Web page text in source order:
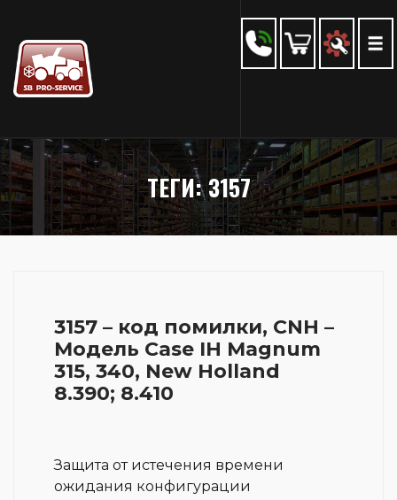
ТЕГИ: 3157
3157 – код помилки, CNH –
Модель Case IH Magnum
315, 340, New Holland
8.390; 8.410
Защита от истечения времени
ожидания конфигурации